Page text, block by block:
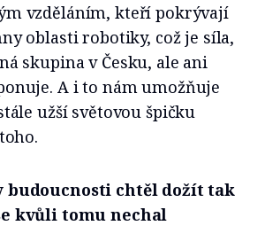
vzděláním, kteří pokrývají
oblasti robotiky, což je síla,
skupina v Česku, ale ani
A i to nám umožňuje
užší světovou špičku
budoucnosti chtěl dožít tak
kvůli tomu nechal